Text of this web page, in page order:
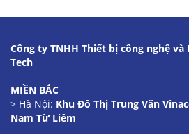
Công ty TNHH Thiết bị công nghệ
Tech
MIỀN BẮC
> Hà Nội: Khu Đô Thị Trung Văn
Nam Từ Liêm